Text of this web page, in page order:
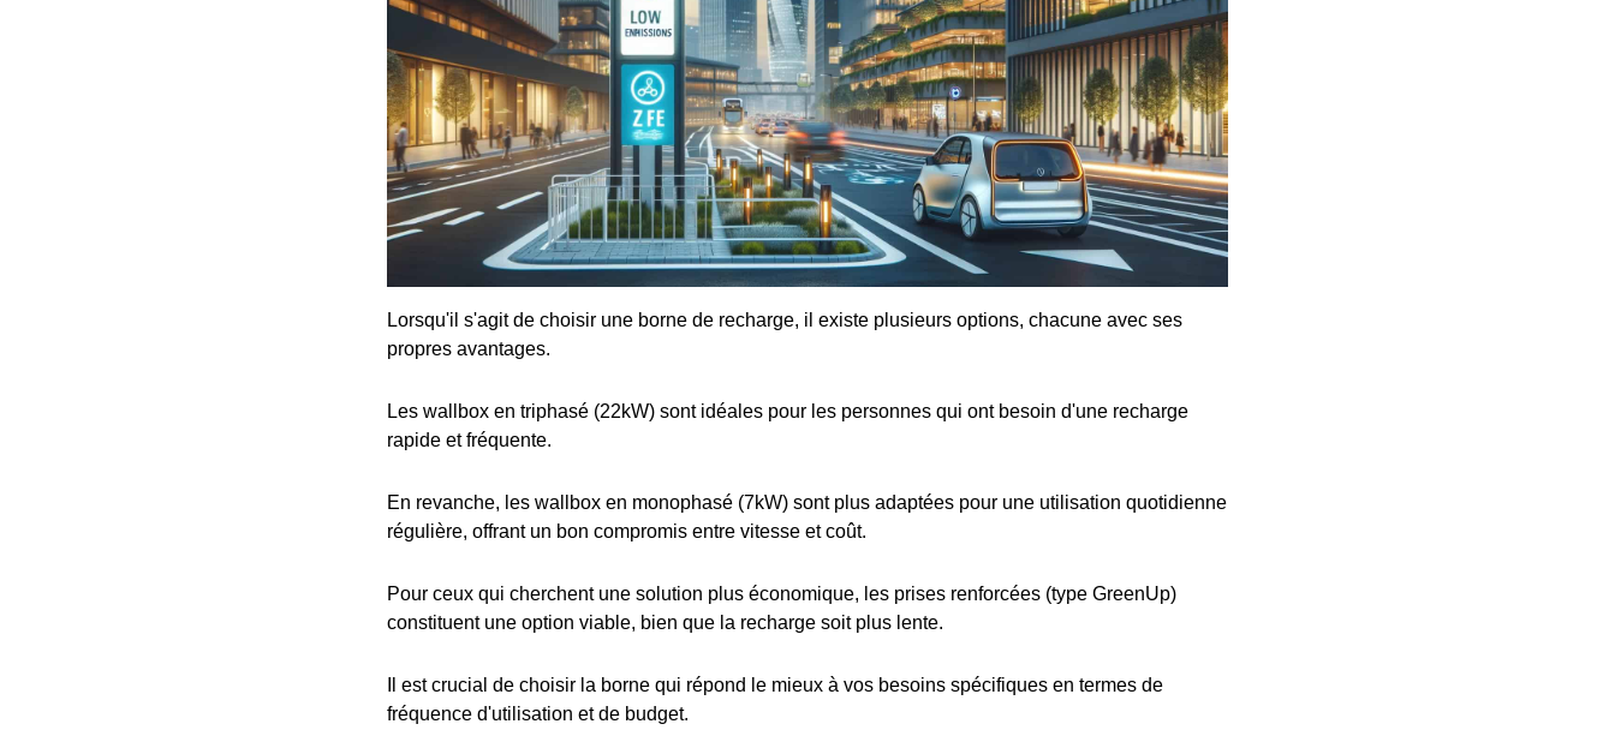
Lorsqu'il s'agit de choisir une borne de recharge, il existe plusieurs options, chacune avec ses
propres avantages.
Les wallbox en triphasé (22kW) sont idéales pour les personnes qui ont besoin d'une recharge
rapide et fréquente.
En revanche, les wallbox en monophasé (7kW) sont plus adaptées pour une utilisation quotidienne
régulière, offrant un bon compromis entre vitesse et coût.
Pour ceux qui cherchent une solution plus économique, les prises renforcées (type GreenUp)
constituent une option viable, bien que la recharge soit plus lente.
Il est crucial de choisir la borne qui répond le mieux à vos besoins spécifiques en termes de
fréquence d'utilisation et de budget.